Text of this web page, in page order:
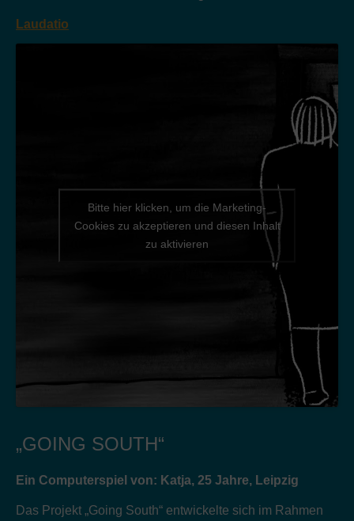
Laudatio
Bitte hier klicken, um die Marketing-
Cookies zu akzeptieren und diesen Inhalt
zu aktivieren
„GOING SOUTH“
Ein Computerspiel von: Katja, 25 Jahre, Leipzig
Das Projekt „Going South“ entwickelte sich im Rahmen